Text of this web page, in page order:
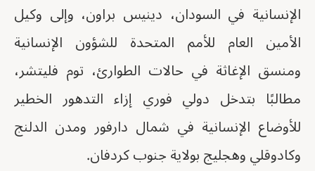
الإنسانية في السودان، دينيس براون، وإلى وكيل
الأمين العام للأمم المتحدة للشؤون الإنسانية
ومنسق الإغاثة في حالات الطوارئ، توم فليتشر،
مطالبًا بتدخل دولي فوري إزاء التدهور الخطير
للأوضاع الإنسانية في شمال دارفور ومدن الدلنج
وكادوقلي وهجليج بولاية جنوب كردفان.